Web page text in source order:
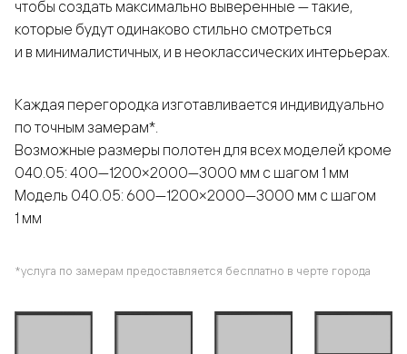
чтобы создать максимально выверенные — такие,
которые будут одинаково стильно смотреться
и в минималистичных, и в неоклассических интерьерах.
Каждая перегородка изготавливается индивидуально
по точным замерам*.
Возможные размеры полотен для всех моделей кроме
040.05: 400—1200×2000—3000 мм с шагом 1 мм
Модель 040.05: 600—1200×2000—3000 мм с шагом
1 мм
*услуга по замерам предоставляется бесплатно в черте города